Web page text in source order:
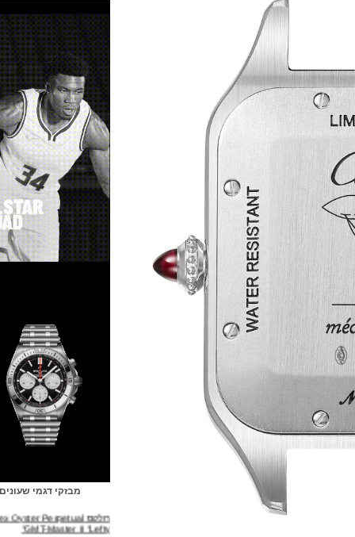
מבזקי דגמי שעונים
GMT-Master II "Lefty"